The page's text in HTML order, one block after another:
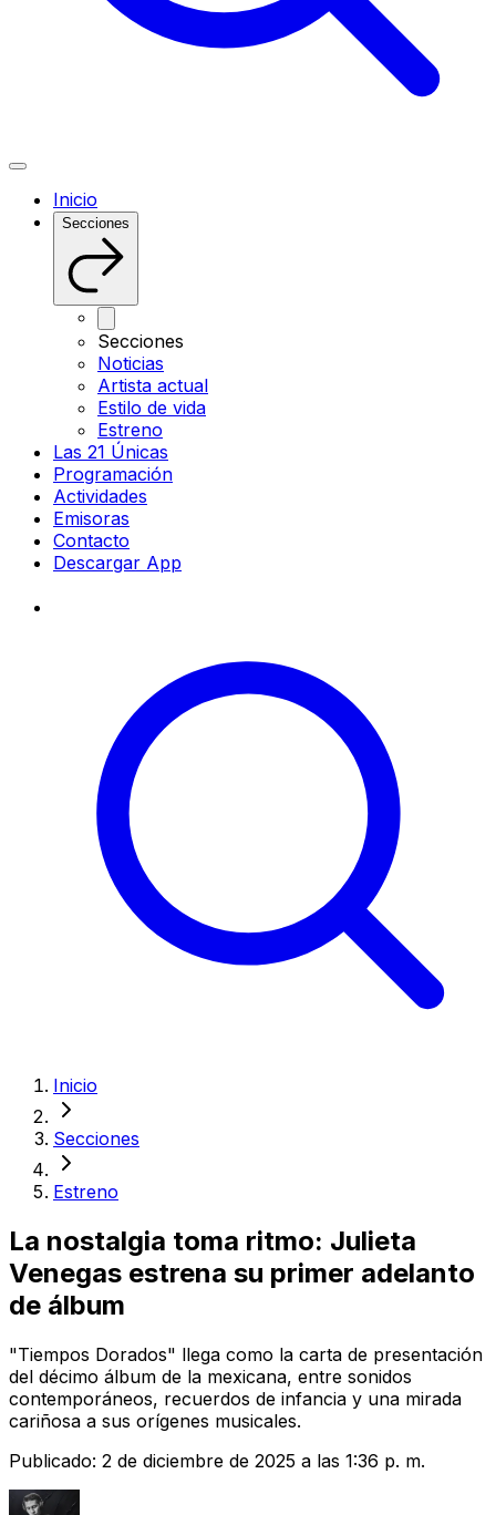
Inicio
Secciones
Secciones
Noticias
Artista actual
Estilo de vida
Estreno
Las 21 Únicas
Programación
Actividades
Emisoras
Contacto
Descargar App
Inicio
Secciones
Estreno
La nostalgia toma ritmo: Julieta
Venegas estrena su primer adelanto
de álbum
"Tiempos Dorados" llega como la carta de presentación
del décimo álbum de la mexicana, entre sonidos
contemporáneos, recuerdos de infancia y una mirada
cariñosa a sus orígenes musicales.
Publicado: 2 de diciembre de 2025 a las 1:36 p. m.